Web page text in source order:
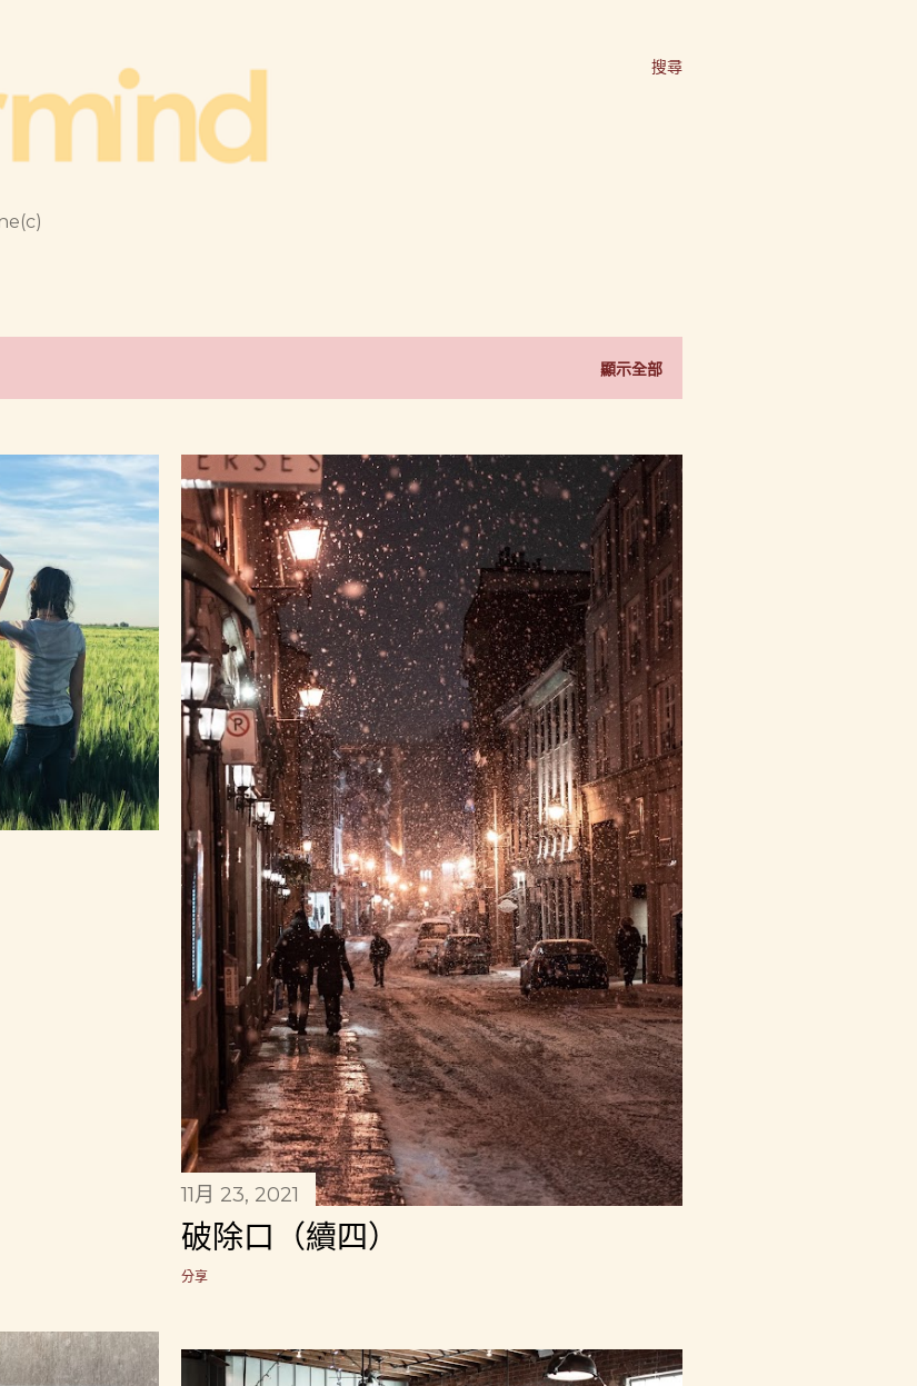
搜尋
顯示全部
11月 23, 2021
破除口（續四）
分享